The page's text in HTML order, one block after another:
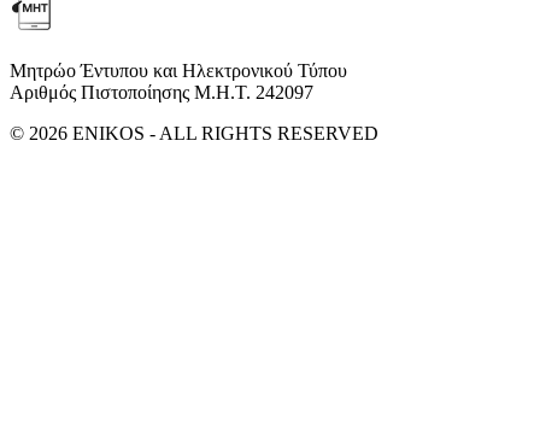
Μητρώο Έντυπου και Ηλεκτρονικού Τύπου
Αριθμός Πιστοποίησης Μ.Η.Τ. 242097
© 2026 ENIKOS - ALL RIGHTS RESERVED